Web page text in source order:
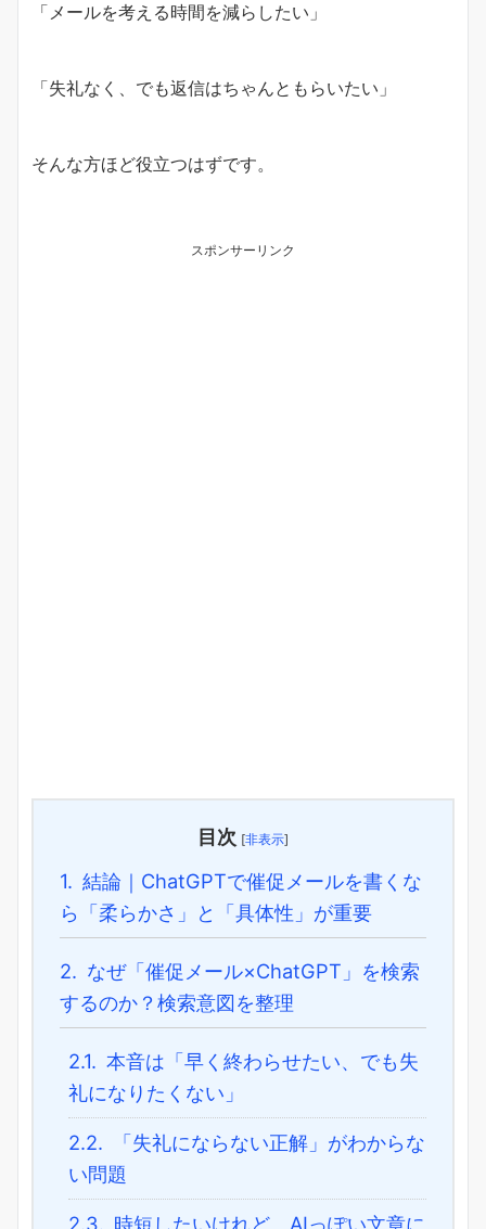
「メールを考える時間を減らしたい」
「失礼なく、でも返信はちゃんともらいたい」
そんな方ほど役立つはずです。
スポンサーリンク
目次 [非表示]
1. 結論｜ChatGPTで催促メールを書くな
ら「柔らかさ」と「具体性」が重要
2. なぜ「催促メール×ChatGPT」を検索
するのか？検索意図を整理
2.1. 本音は「早く終わらせたい、でも失
礼になりたくない」
2.2.
「失礼にならない正解」がわからな
い問題
2.3. 時短したいけれど、AIっぽい文章に